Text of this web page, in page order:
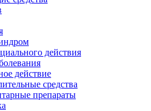
действия
действие
средства
препараты